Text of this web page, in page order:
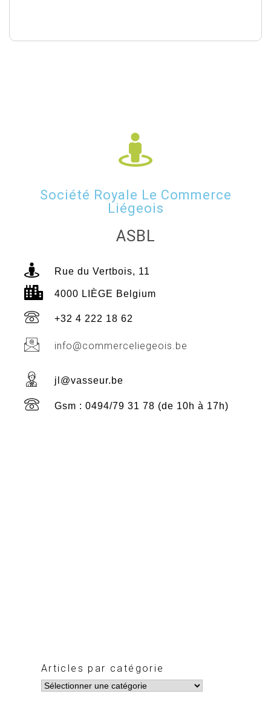
Société Royale Le Commerce
Liégeois
ASBL
Rue du Vertbois, 11
4000 LIÈGE Belgium
+32 4 222 18 62
info@commerceliegeois.be
jl@vasseur.be
Gsm : 0494/79 31 78 (de 10h à 17h)
Articles par catégorie